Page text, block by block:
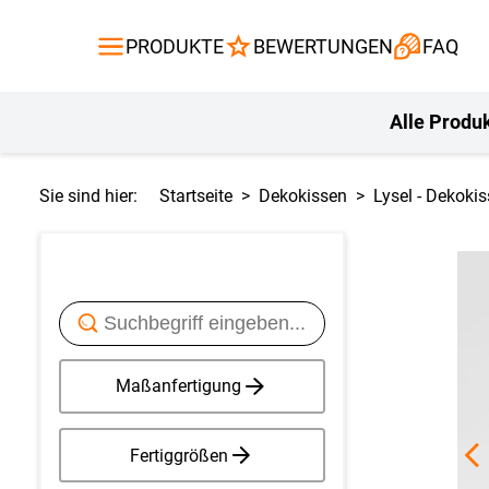
PRODUKTE BEWERTUNGEN FAQ
Alle
Gardinen
Sie sind hier: Startseite Dekokissen Lysel -
Maßanfertigung
Fertiggrößen